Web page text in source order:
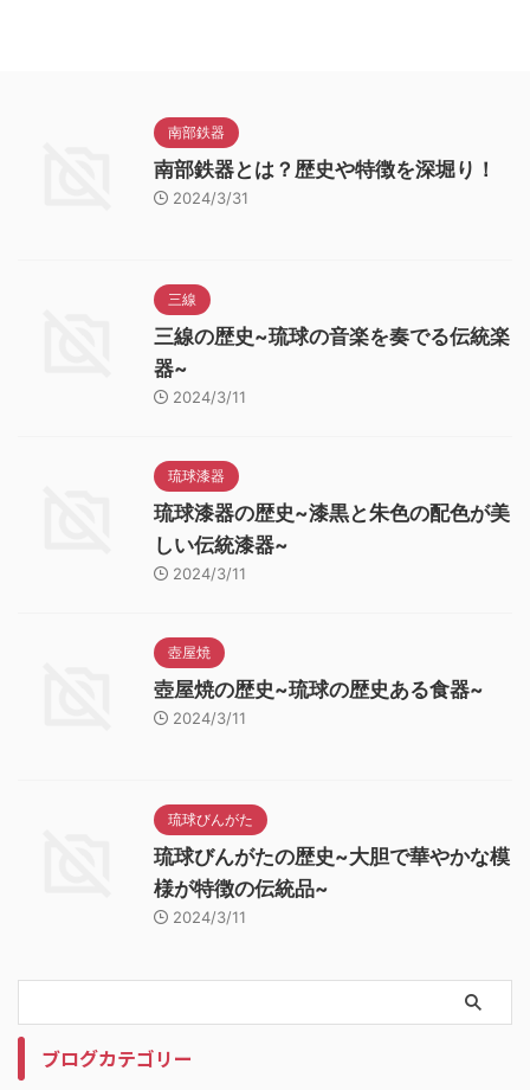
南部鉄器
南部鉄器とは？歴史や特徴を深堀り！
2024/3/31
三線
三線の歴史~琉球の音楽を奏でる伝統楽
器~
2024/3/11
琉球漆器
琉球漆器の歴史~漆黒と朱色の配色が美
しい伝統漆器~
2024/3/11
壺屋焼
壺屋焼の歴史~琉球の歴史ある食器~
2024/3/11
琉球びんがた
琉球びんがたの歴史~大胆で華やかな模
様が特徴の伝統品~
2024/3/11
ブログカテゴリー